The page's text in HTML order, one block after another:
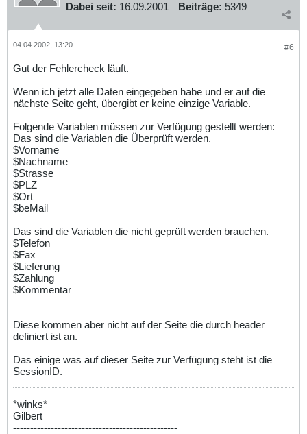
Dabei seit: 16.09.2001 Beiträge: 5349
#6
04.04.2002, 13:20
Gut der Fehlercheck läuft.
Wenn ich jetzt alle Daten eingegeben habe und er auf die
nächste Seite geht, übergibt er keine einzige Variable.
Folgende Variablen müssen zur Verfügung gestellt werden:
Das sind die Variablen die Überprüft werden.
$Vorname
$Nachname
$Strasse
$PLZ
$Ort
$beMail
Das sind die Variablen die nicht geprüft werden brauchen.
$Telefon
$Fax
$Lieferung
$Zahlung
$Kommentar
Diese kommen aber nicht auf der Seite die durch header
definiert ist an.
Das einige was auf dieser Seite zur Verfügung steht ist die
SessionID.
*winks*
Gilbert
------------------------------------------------